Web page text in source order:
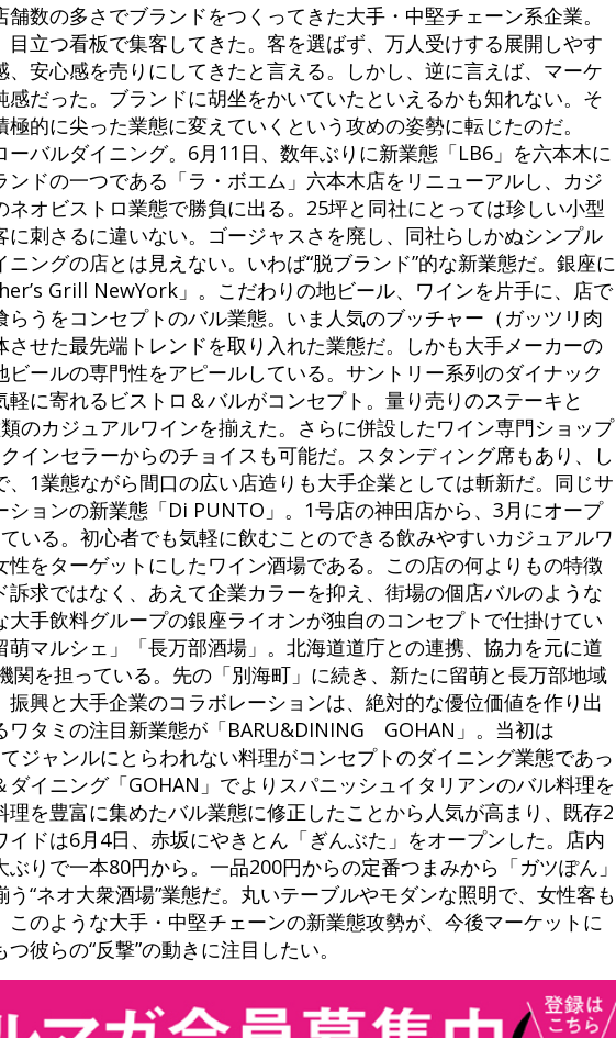
数の多さでブランドをつくってきた大手・中堅チェーン系企業。
立つ看板で集客してきた。客を選ばず、万人受けする展開しやす
安心感を売りにしてきたと言える。しかし、逆に言えば、マーケ
だった。ブランドに胡坐をかいていたといえるかも知れない。そ
的に尖った業態に変えていくという攻めの姿勢に転じたのだ。
バルダイニング。6月11日、数年ぶりに新業態「LB6」を六本木に
ドの一つである「ラ・ボエム」六本木店をリニューアルし、カジ
オビストロ業態で勝負に出る。25坪と同社にとっては珍しい小型
刺さるに違いない。ゴージャスさを廃し、同社らしかぬシンプル
ングの店とは見えない。いわば“脱ブランド”的な新業態だ。銀座に
Grill NewYork」。こだわりの地ビール、ワインを片手に、店で
うをコンセプトのバル業態。いま人気のブッチャー（ガッツリ肉
せた最先端トレンドを取り入れた業態だ。しかも大手メーカーの
ールの専門性をアピールしている。サントリー系列のダイナック
に寄れるビストロ＆バルがコンセプト。量り売りのステーキと
のカジュアルワインを揃えた。さらに併設したワイン専門ショップ
インセラーからのチョイスも可能だ。スタンディング席もあり、し
1業態ながら間口の広い店造りも大手企業としては斬新だ。同じサ
ションの新業態「Di PUNTO」。1号店の神田店から、3月にオープ
いる。初心者でも気軽に飲むことのできる飲みやすいカジュアルワ
をターゲットにしたワイン酒場である。この店の何よりもの特徴
求ではなく、あえて企業カラーを抑え、街場の個店バルのような
手飲料グループの銀座ライオンが独自のコンセプトで仕掛けてい
マルシェ」「長万部酒場」。北海道道庁との連携、協力を元に道
関を担っている。先の「別海町」に続き、新たに留萌と長万部地域
興と大手企業のコラボレーションは、絶対的な優位価値を作り出
ワタミの注目新業態が「BARU&DINING GOHAN」。当初は
ャンルにとらわれない料理がコンセプトのダイニング業態であっ
イニング「GOHAN」でよりスパニッシュイタリアンのバル料理を
を豊富に集めたバル業態に修正したことから人気が高まり、既存2
ドは6月4日、赤坂にやきとん「ぎんぶた」をオープンした。店内
りで一本80円から。一品200円からの定番つまみから「ガツぽん」
う“ネオ大衆酒場”業態だ。丸いテーブルやモダンな照明で、女性客も
のような大手・中堅チェーンの新業態攻勢が、今後マーケットに
彼らの“反撃”の動きに注目したい。